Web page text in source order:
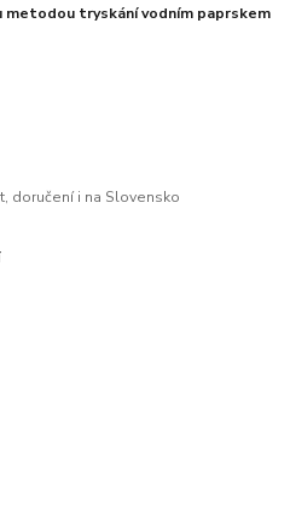
metodou tryskání vodním paprskem
doručení i na Slovensko